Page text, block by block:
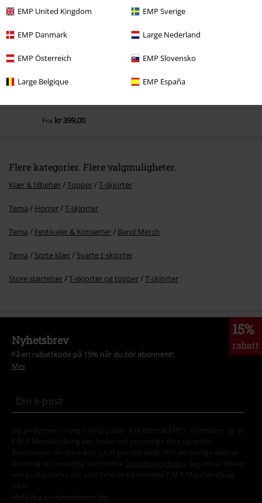
EMP United Kingdom EMP Sverige
EMP Danmark Large Nederland
EMP Österreich EMP Slovensko
Large Belgique EMP España
Fra kr 399,00
Flere kategorier. Flere valgmuligheter.
Klær & tilbehør Topper T-skjorter
Tema Horror T-skjorter
Tema Festivaler & Konserter Band Merch
Tema Sorte klær Svarte t-skjorter
Store størrelser T-skjorter og topper T-skjorter
15%
rabatt
Nyhetsbrev
Få en rabattkode på 15% når du blir abonnent!
Mer
Jeg godkjenner at jeg frivillig godtar å få tilsendt EMPs nyhetsbrev og at
E.M.P Merchandising kan bruke min personlige data og sende
informasjon om produkter på et gjentatt basis. Min personlige data vil
kun bli brukt forsvarlig i henhold til
Data Privacy Policy
. Jeg kan ta tilbake
min godkjennelse når som helst ved å kontakte E.M.P Merchandising
mbH
Meld deg av nyhetsbrevet her